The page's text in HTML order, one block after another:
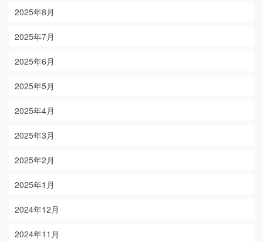
2025年8月
2025年7月
2025年6月
2025年5月
2025年4月
2025年3月
2025年2月
2025年1月
2024年12月
2024年11月